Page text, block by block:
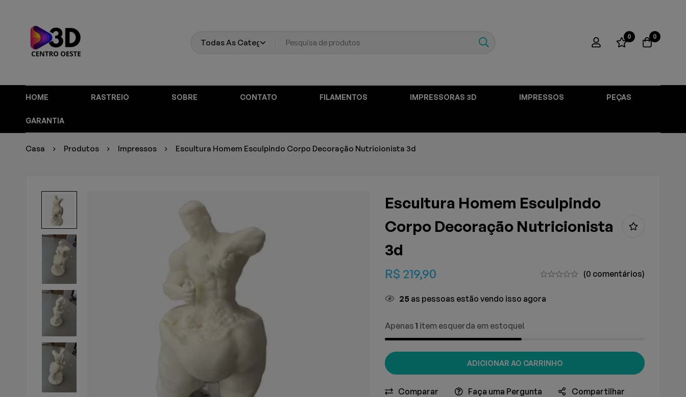
0 0
HOME RASTREIO SOBRE CONTATO FILAMENTOS IMPRESSORAS 3D IMPRESSOS PEÇAS
GARANTIA
Casa Produtos Impressos Escultura Homem Esculpindo Corpo Decoração Nutricionista 3d
Escultura Homem Esculpindo
Corpo Decoração Nutricionista
3d
R$ 219,90 (0 comentários)
25 as pessoas estão vendo isso agora
Apenas1 item esquerda em estoque!
ADICIONAR AO CARRINHO
Comparar Faça uma Pergunta Compartilhar